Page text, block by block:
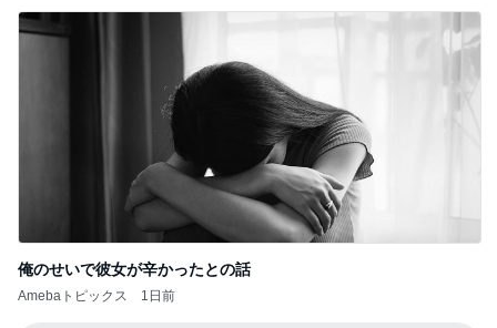
俺のせいで彼女が辛かったとの話
Amebaトピックス 1日前